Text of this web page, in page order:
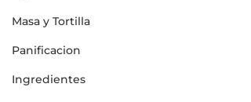
Masa y Tortilla
Panificacion
Ingredientes